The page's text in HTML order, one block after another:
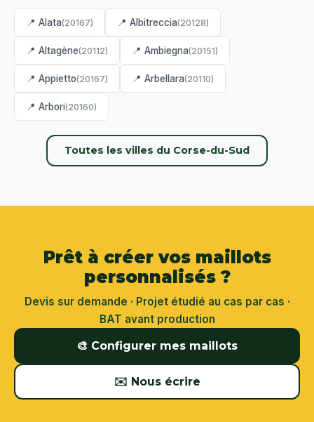
📍 Alata(20167) 📍 Albitreccia(20128)
📍 Altagène(20112) 📍 Ambiegna(20151)
📍 Appietto(20167) 📍 Arbellara(20110)
📍 Arbori(20160)
Toutes les villes du Corse-du-Sud
Prêt à créer vos maillots
personnalisés ?
Devis sur demande · Projet étudié au cas par cas ·
BAT avant production
🎨 Configurer mes maillots
✉️ Nous écrire